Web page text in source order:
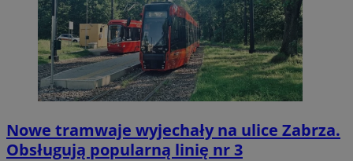
Nowe tramwaje wyjechały na ulice Zabrza.
Obsługują popularną linię nr 3